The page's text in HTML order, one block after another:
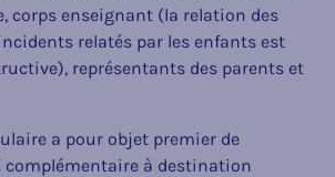
corps enseignant (la relation des
relatés par les enfants est
représentants des parents et
a pour objet premier de
à destination